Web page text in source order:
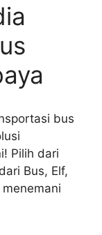
bus
Pilih dari
Bus, Elf,